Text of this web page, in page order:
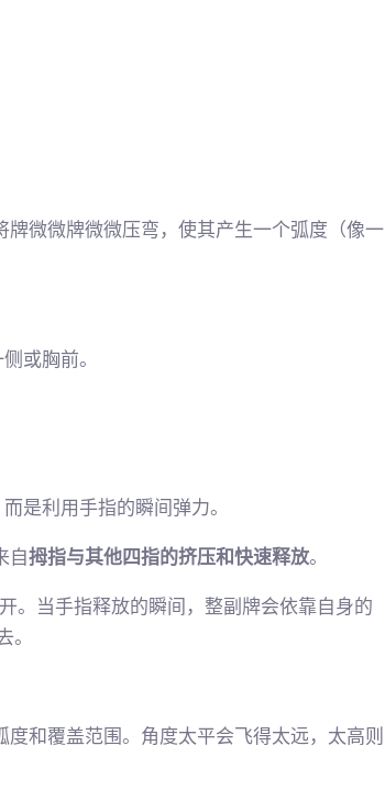
微微牌微微压弯，使其产生一个弧度（像一
或胸前。
是利用手指的瞬间弹力。
自拇指与其他四指的挤压和快速释放。
。当手指释放的瞬间，整副牌会依靠自身的
和覆盖范围。角度太平会飞得太远，太高则